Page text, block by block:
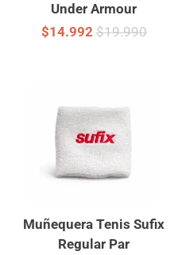
Under Armour
$14.992$19.990
Muñequera Tenis Sufix
Regular Par